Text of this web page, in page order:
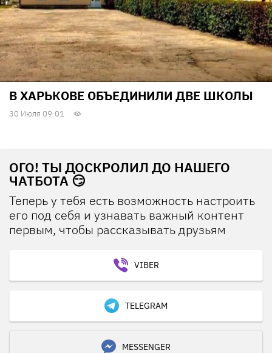
В ХАРЬКОВЕ ОБЪЕДИНИЛИ ДВЕ ШКОЛЫ
30 Июля 09:01
ОГО! ТЫ ДОСКРОЛИЛ ДО НАШЕГО
ЧАТБОТА 😏
Теперь у тебя есть возможность настроить
его под себя и узнавать важный контент
первым, чтобы рассказывать друзьям
VIBER
TELEGRAM
MESSENGER